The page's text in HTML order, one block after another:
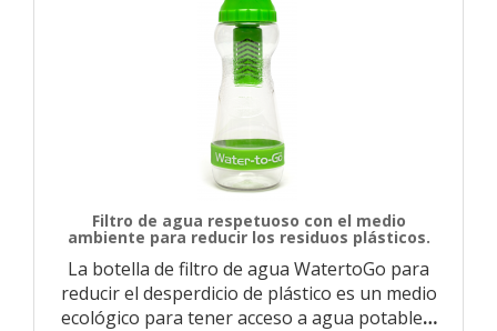
Filtro de agua respetuoso con el medio
ambiente para reducir los residuos plásticos.
La botella de filtro de agua WatertoGo para
reducir el desperdicio de plástico es un medio
ecológico para tener acceso a agua potable…